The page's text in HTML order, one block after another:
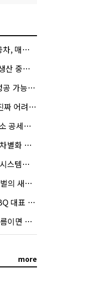
공할까
단한다
은 '글쎄'
거 맞아?
'로 맞불
본격화
박차
투자법
'된 이유
그 노래
more